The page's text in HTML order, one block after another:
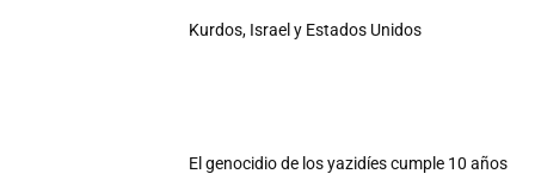
Kurdos, Israel y Estados Unidos
El genocidio de los yazidíes cumple 10 años